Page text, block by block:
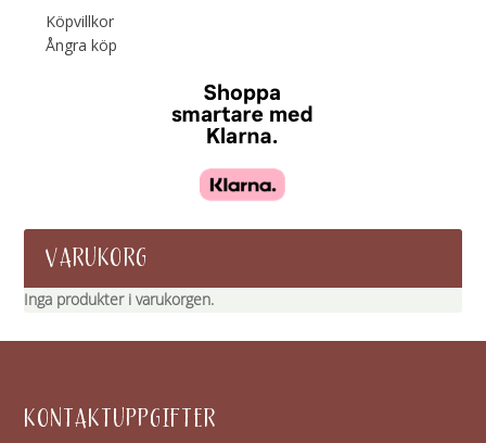
Köpvillkor
Ångra köp
VARUKORG
Inga produkter i varukorgen.
KONTAKTUPPGIFTER